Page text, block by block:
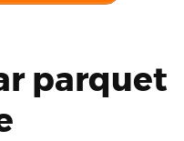
parquet